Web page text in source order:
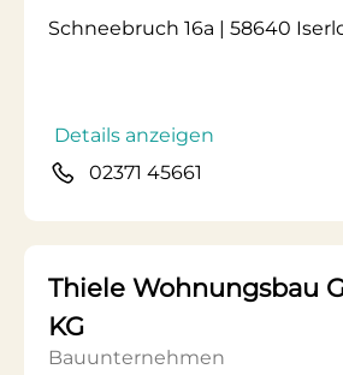
Schneebruch 16a | 58640
Details anzeigen
02371 45661
Thiele Wohnungsbau
KG
Bauunternehmen